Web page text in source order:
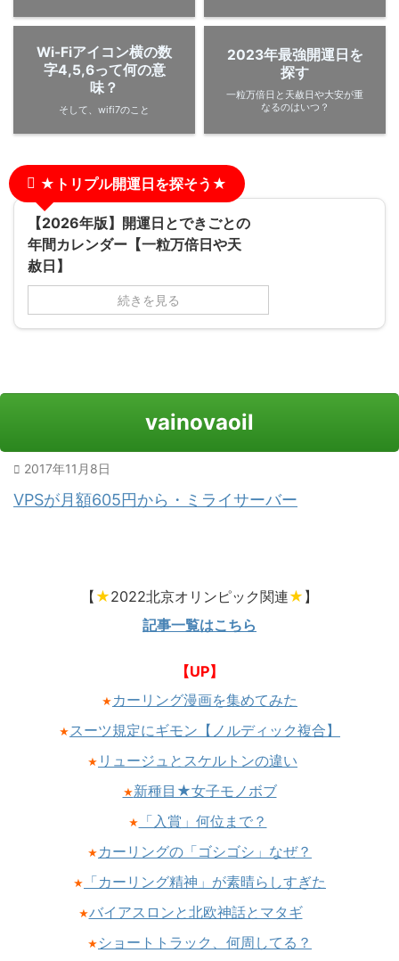
Wi-Fiアイコン横の数
字4,5,6って何の意
味？
そして、wifi7のこと
2023年最強開運日を
探す
一粒万倍日と天赦日や大安が重
なるのはいつ？
★トリプル開運日を探そう★
【2026年版】開運日とできごとの
年間カレンダー【一粒万倍日や天
赦日】
続きを見る
vainovaoil
2017年11月8日
VPSが月額605円から・ミライサーバー
【 ★2022北京オリンピック関連★ 】
記事一覧はこちら
【UP】
★ カーリング漫画を集めてみた
★スーツ規定にギモン【ノルディック複合】
★ リュージュとスケルトンの違い
★新種目★女子モノボブ
★ 「入賞」何位まで？
★ カーリングの「ゴシゴシ」なぜ？
★ 「カーリング精神」が素晴らしすぎた
★バイアスロンと北欧神話とマタギ
★ ショートトラック、何周してる？